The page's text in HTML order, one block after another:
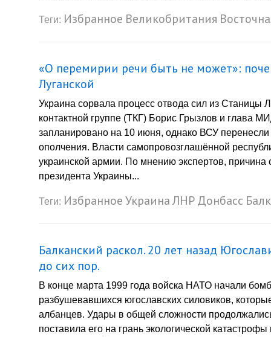
Теги: Избранное Великобритания
«О перемирии речи быть не может»:
Луганской
Украина сорвала процесс отвода сил из Станицы
контактной группе (ТКГ) Борис Грызлов и глава
запланировано на 10 июня, однако ВСУ
ополчения. Власти самопровозглашённой
украинской армии. По мнению экспертов,
президента Украины...
Теги: ИзбранноеУкраинаЛНРДонбасс
Балканский раскол. 20 лет назад
до сих пор.
В конце марта 1999 года войска НАТО начали
разбушевавшихся югославских силовиков,
албанцев. Удары в общей сложности
поставила его на грань экологической